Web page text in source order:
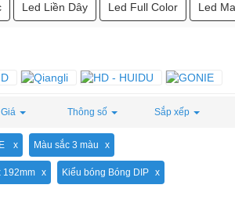
Led Liền Dây Led Full Color Led
Thông số Sắp xếp
Màu sắc 3 màu
192mm Kiểu bóng Bóng DIP